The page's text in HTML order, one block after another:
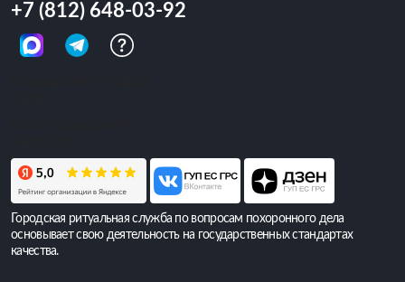
+7 (812) 648-03-92
Городская ритуальная служба по вопросам похоронного дела
основывает свою деятельность на государственных стандартах
качества.